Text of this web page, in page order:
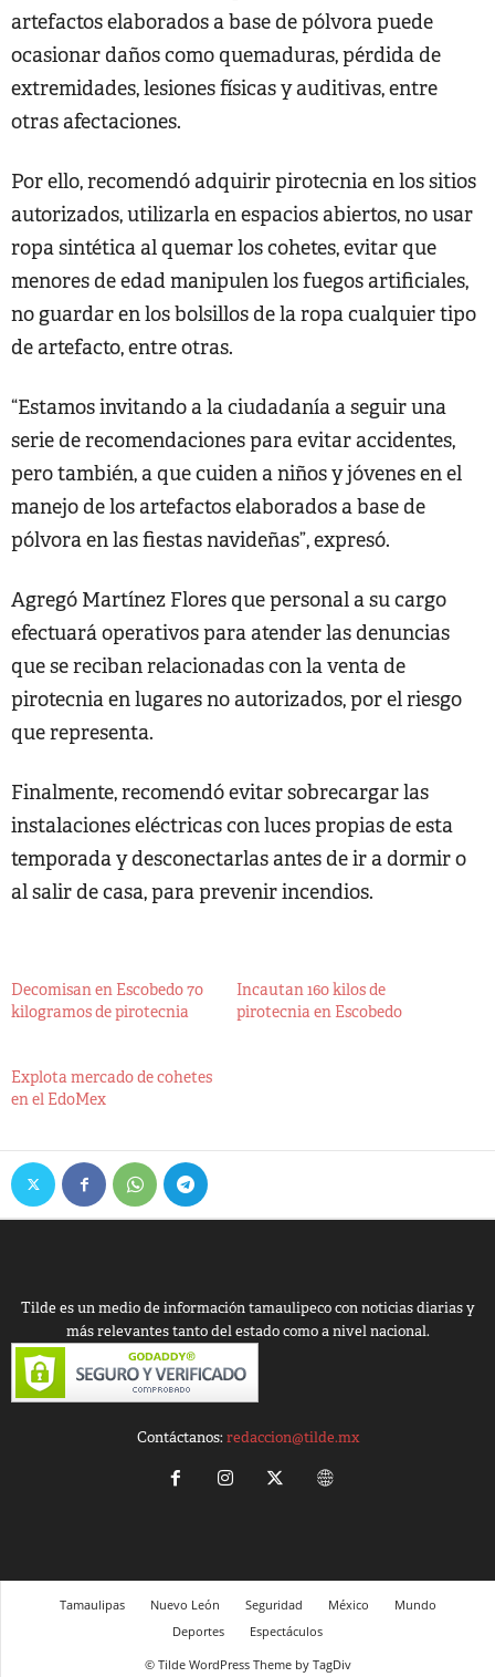
artefactos elaborados a base de pólvora puede
ocasionar daños como quemaduras, pérdida de
extremidades, lesiones físicas y auditivas, entre
otras afectaciones.
Por ello, recomendó adquirir pirotecnia en los sitios
autorizados, utilizarla en espacios abiertos, no usar
ropa sintética al quemar los cohetes, evitar que
menores de edad manipulen los fuegos artificiales,
no guardar en los bolsillos de la ropa cualquier tipo
de artefacto, entre otras.
“Estamos invitando a la ciudadanía a seguir una
serie de recomendaciones para evitar accidentes,
pero también, a que cuiden a niños y jóvenes en el
manejo de los artefactos elaborados a base de
pólvora en las fiestas navideñas”, expresó.
Agregó Martínez Flores que personal a su cargo
efectuará operativos para atender las denuncias
que se reciban relacionadas con la venta de
pirotecnia en lugares no autorizados, por el riesgo
que representa.
Finalmente, recomendó evitar sobrecargar las
instalaciones eléctricas con luces propias de esta
temporada y desconectarlas antes de ir a dormir o
al salir de casa, para prevenir incendios.
Decomisan en Escobedo 70
kilogramos de pirotecnia
Incautan 160 kilos de
pirotecnia en Escobedo
Explota mercado de cohetes
en el EdoMex
Tilde es un medio de información tamaulipeco con noticias diarias y
más relevantes tanto del estado como a nivel nacional.
Contáctanos:redaccion@tilde.mx
Tamaulipas Nuevo León Seguridad México
Mundo
Deportes
Espectáculos
© Tilde WordPress Theme by TagDiv